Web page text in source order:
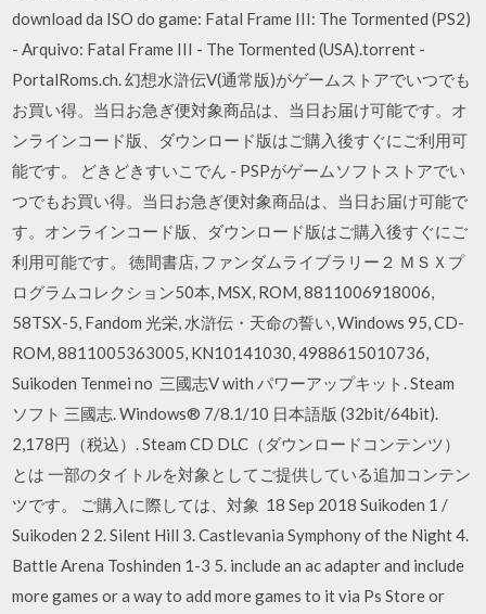
download da ISO do game: Fatal Frame III: The Tormented (PS2)
- Arquivo: Fatal Frame III - The Tormented (USA).torrent -
PortalRoms.ch. 幻想水滸伝V(通常版)がゲームストアでいつでも
お買い得。当日お急ぎ便対象商品は、当日お届け可能です。オ
ンラインコード版、ダウンロード版はご購入後すぐにご利用可
能です。 どきどきすいこでん - PSPがゲームソフトストアでい
つでもお買い得。当日お急ぎ便対象商品は、当日お届け可能で
す。オンラインコード版、ダウンロード版はご購入後すぐにご
利用可能です。 徳間書店, ファンダムライブラリー２ ＭＳＸプ
ログラムコレクション50本, MSX, ROM, 8811006918006,
58TSX-5, Fandom 光栄, 水滸伝・天命の誓い, Windows 95, CD-
ROM, 8811005363005, KN10141030, 4988615010736,
Suikoden Tenmei no 三國志V with パワーアップキット. Steam
ソフト 三國志. Windows® 7/8.1/10 日本語版 (32bit/64bit).
2,178円（税込）. Steam CD DLC（ダウンロードコンテンツ）
とは 一部のタイトルを対象としてご提供している追加コンテン
ツです。 ご購入に際しては、対象 18 Sep 2018 Suikoden 1 /
Suikoden 2 2. Silent Hill 3. Castlevania Symphony of the Night 4.
Battle Arena Toshinden 1-3 5. include an ac adapter and include
more games or a way to add more games to it via Ps Store or